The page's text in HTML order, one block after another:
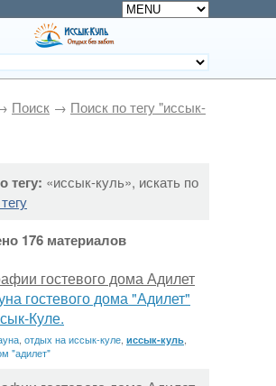
Поиск → Поиск по тегу "иссык-
тегу: «иссык-куль», искать по
176 материалов
гостевого дома Адилет
гостевого дома "Адилет"
Куле.
отдых на иссык-куле иссык-куль
"адилет"